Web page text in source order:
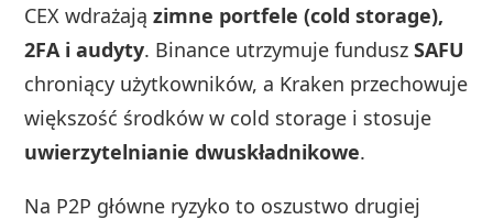
CEX wdrażajązimne portfele (cold storage),
2FA i audyty. Binance utrzymuje funduszSAFU
chroniący użytkowników, a Kraken przechowuje
większość środków w cold storage i stosuje
uwierzytelnianie dwuskładnikowe.
Na P2P główne ryzyko to oszustwo drugiej